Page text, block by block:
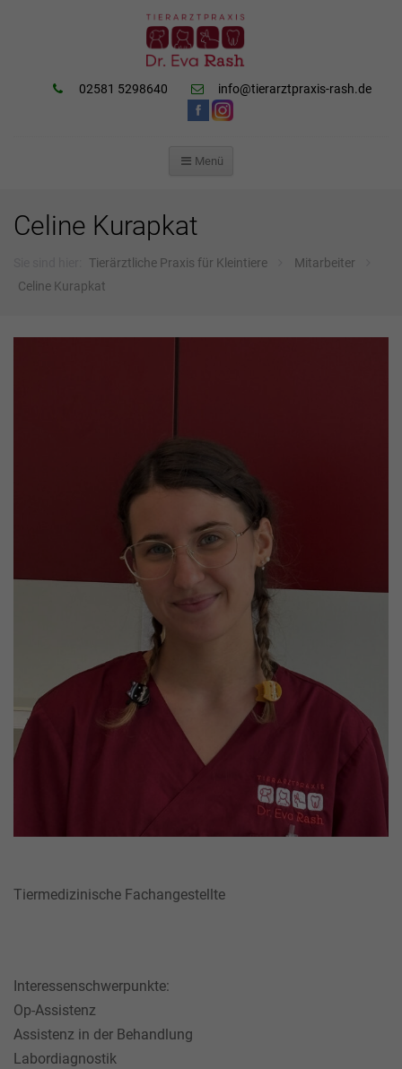
02581 5298640 info@tierarztpraxis-rash.de
Menü
SPRINGEN
Celine Kurapkat
Tierärztliche Praxis für Kleintiere
Mitarbeiter
Celine Kurapkat
Tiermedizinische Fachangestellte
Interessenschwerpunkte:
Op-Assistenz
Assistenz in der Behandlung
Labordiagnostik